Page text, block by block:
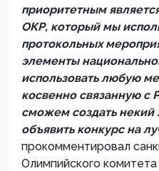
приоритетным
ОКР, который мы
протокольных
элементы
использовать любую
косвенно связанную
сможем создать некий
объявить конкурс на
прокомментировал
Олимпийского